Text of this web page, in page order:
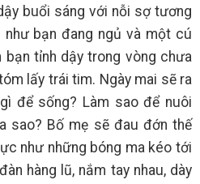
buổi sáng với nỗi sợ tương
như bạn đang ngủ và một cú
tỉnh dậy trong vòng chưa
lấy trái tim. Ngày mai sẽ ra
để sống? Làm sao để nuôi
sao? Bố mẹ sẽ đau đớn thế
như những bóng ma kéo tới
hàng lũ, nắm tay nhau, dày